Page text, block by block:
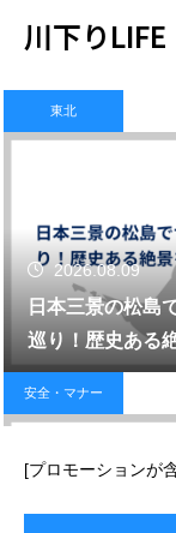
川下りLIFE
東北
2026.08.09
日本三景の松島
巡り！歴史ある
占め
安全・マナー
[プロモーションが